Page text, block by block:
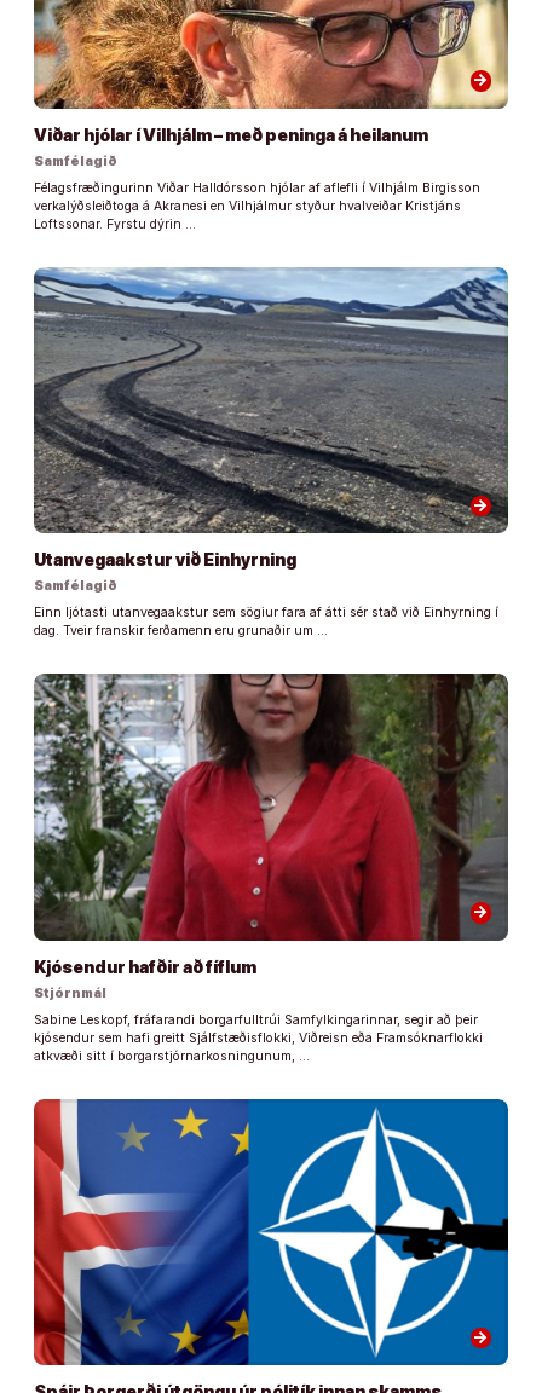
arrow_forward
Viðar hjólar í Vilhjálm – með peninga á heilanum
Samfélagið
Félagsfræðingurinn Viðar Halldórsson hjólar af aflefli í Vilhjálm Birgisson
verkalýðsleiðtoga á Akranesi en Vilhjálmur styður hvalveiðar Kristjáns
Loftssonar. Fyrstu dýrin …
arrow_forward
Utanvegaakstur við Einhyrning
Samfélagið
Einn ljótasti utanvegaakstur sem sögiur fara af átti sér stað við Einhyrning í
dag. Tveir franskir ferðamenn eru grunaðir um …
arrow_forward
Kjósendur hafðir að fíflum
Stjórnmál
Sabine Leskopf, fráfarandi borgarfulltrúi Samfylkingarinnar, segir að þeir
kjósendur sem hafi greitt Sjálfstæðisflokki, Viðreisn eða Framsóknarflokki
atkvæði sitt í borgarstjórnarkosningunum, …
arrow_forward